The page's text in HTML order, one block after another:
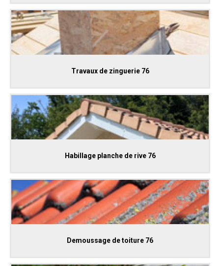
Travaux de zinguerie 76
Habillage planche de rive 76
Demoussage de toiture 76